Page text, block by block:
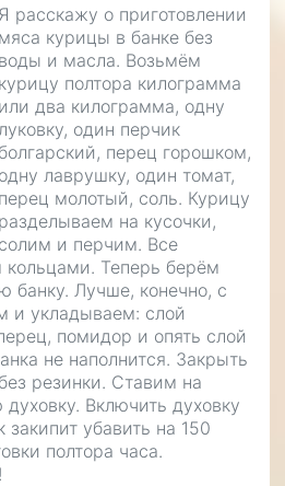
Я расскажу о приготовлении
мяса курицы в банке без
воды и масла. Возьмём
курицу полтора килограмма
или два килограмма, одну
один перчик
болгарский, перец горошком,
одну лаврушку, один томат,
перец молотый, соль. Курицу
разделываем на кусочки,
солим и перчим. Все
кольцами. Теперь берём
банку. Лучше, конечно, с
и укладываем: слой
помидор и опять слой
не наполнится. Закрыть
резинки. Ставим на
Включить духовку
закипит убавить на 150
полтора часа.